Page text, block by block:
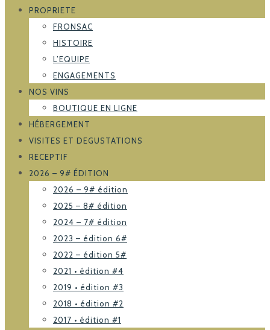
PROPRIETE
FRONSAC
HISTOIRE
L’EQUIPE
ENGAGEMENTS
NOS VINS
BOUTIQUE EN LIGNE
HÉBERGEMENT
VISITES ET DEGUSTATIONS
RECEPTIF
2026 – 9# ÉDITION
2026 – 9# édition
2025 – 8# édition
2024 – 7# édition
2023 – édition 6#
2022 – édition 5#
2021 • édition #4
2019 • édition #3
2018 • édition #2
2017 • édition #1